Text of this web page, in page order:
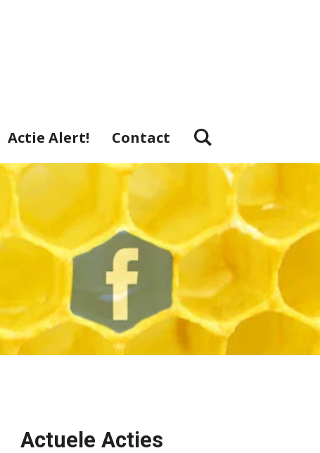
Actie Alert! Contact
Actuele Acties